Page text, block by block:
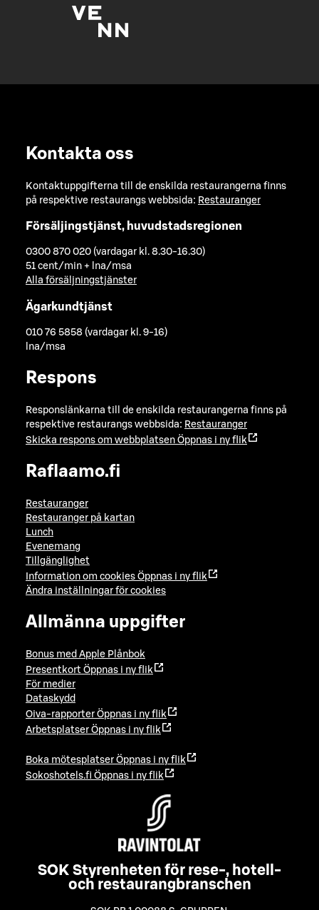
Kontakta oss
Kontaktuppgifterna till de enskilda restaurangerna finns
på respektive restaurangs webbsida: Restauranger
Försäljingstjänst, huvudstadsregionen
0300 870 020 (vardagar kl. 8.30-16.30)
51 cent/min + lna/msa
Alla försäljningstjänster
Ägarkundtjänst
010 76 5858 (vardagar kl. 9-16)
lna/msa
Respons
Responslänkarna till de enskilda restaurangerna finns på
respektive restaurangs webbsida: Restauranger
Skicka respons om webbplatsen Öppnas i ny flik
Raflaamo.fi
Restauranger
Restauranger på kartan
Lunch
Evenemang
Tillgänglighet
Information om cookies Öppnas i ny flik
Ändra inställningar för cookies
Allmänna uppgifter
Bonus med Apple Plånbok
Presentkort Öppnas i ny flik
För medier
Dataskydd
Oiva-rapporter Öppnas i ny flik
Arbetsplatser Öppnas i ny flik
Boka mötesplatser Öppnas i ny flik
Sokoshotels.fi Öppnas i ny flik
SOK Styrenheten för rese-, hotell-
och restaurangbranschen